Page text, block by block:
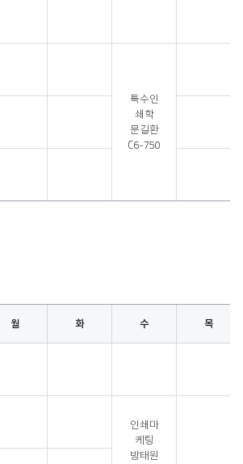
특수인
쇄학
문길환
C6-750
월 화 수 목
인쇄마
케팅
방태원